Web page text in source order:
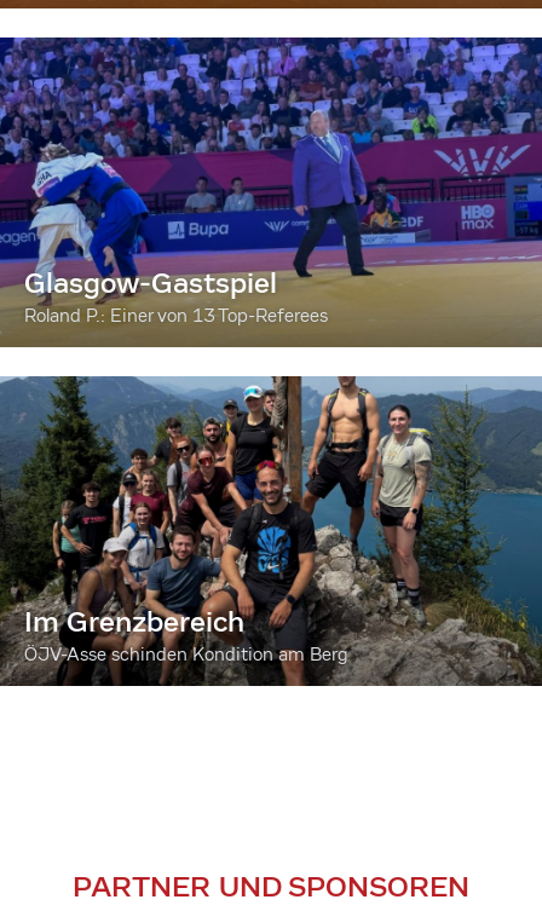
Glasgow-Gastspiel
Roland P.: Einer von 13 Top-Referees
Im Grenzbereich
ÖJV-Asse schinden Kondition am Berg
PARTNER UND SPONSOREN